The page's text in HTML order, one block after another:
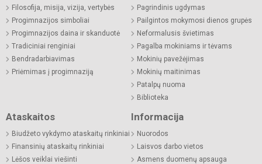
Filosofija, misija, vizija, vertybės
Progimnazijos simboliai
Progimnazijos daina ir skanduotė
Tradiciniai renginiai
Bendradarbiavimas
Priėmimas į progimnaziją
Pagrindinis ugdymas
Pailgintos mokymosi dienos grupės
Neformalusis švietimas
Pagalba mokiniams ir tėvams
Mokinių pavežėjimas
Mokinių maitinimas
Patalpų nuoma
Biblioteka
Ataskaitos
Biudžeto vykdymo ataskaitų rinkiniai
Finansinių ataskaitų rinkiniai
Lėšos veiklai viešinti
Informacija
Nuorodos
Laisvos darbo vietos
Asmens duomenų apsauga